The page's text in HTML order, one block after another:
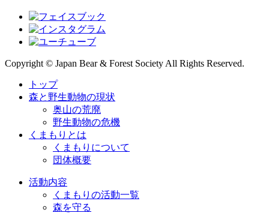
Copyright © Japan Bear & Forest Society All Rights Reserved.
トップ
森と野生動物の現状
奥山の荒廃
野生動物の危機
くまもりとは
くまもりについて
団体概要
活動内容
くまもりの活動一覧
森を守る